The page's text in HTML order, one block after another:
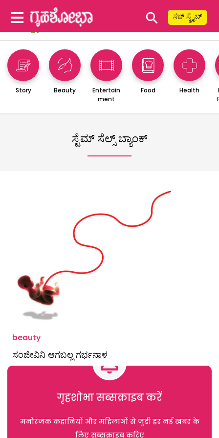
⚲ ಸಬ್ ಸ್ಕ್ರೈಬ್
Story Beauty
Entertain
ment
Food Health
ಸ್ಟೆಮ್ ಸೆಲ್ಸ್ ಬ್ಯಾಂಕ್
beauty
ಸಂಜೀವಿನಿ ಆಗಬಲ್ಲ ಗರ್ಭನಾಳ
गृहशोभा सब्सक्राइब करें
मनोरंजक कहानियों और महिलाओं से जुड़ी हर नई खबर के
लिए सब्सक्राइब करिए